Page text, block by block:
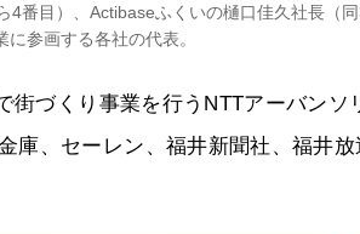
番目）、Actibaseふくいの樋口佳久社長（同
に参画する各社の代表。
づくり事業を行うNTTアーバンソ
庫、セーレン、福井新聞社、福井